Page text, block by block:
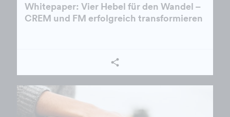
Whitepaper: Vier Hebel für den Wandel –
CREM und FM erfolgreich transformieren